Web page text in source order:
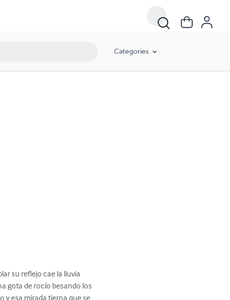
Categories
su reflejo cae la lluvia
gota de rocío besando los
y esa mirada tierna que se